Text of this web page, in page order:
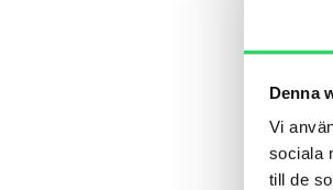
Denna
Vi
sociala
till de